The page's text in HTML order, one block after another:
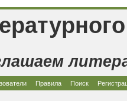
Правила Поиск